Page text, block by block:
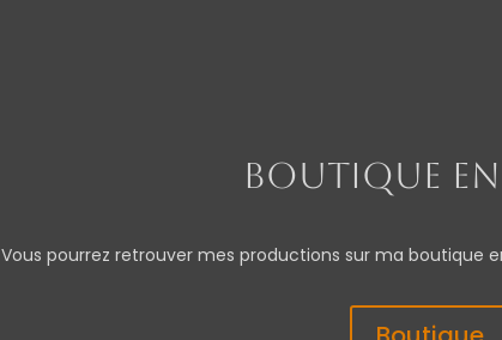
Boutique
Vous pourrez retrouver mes productions sur ma boutique